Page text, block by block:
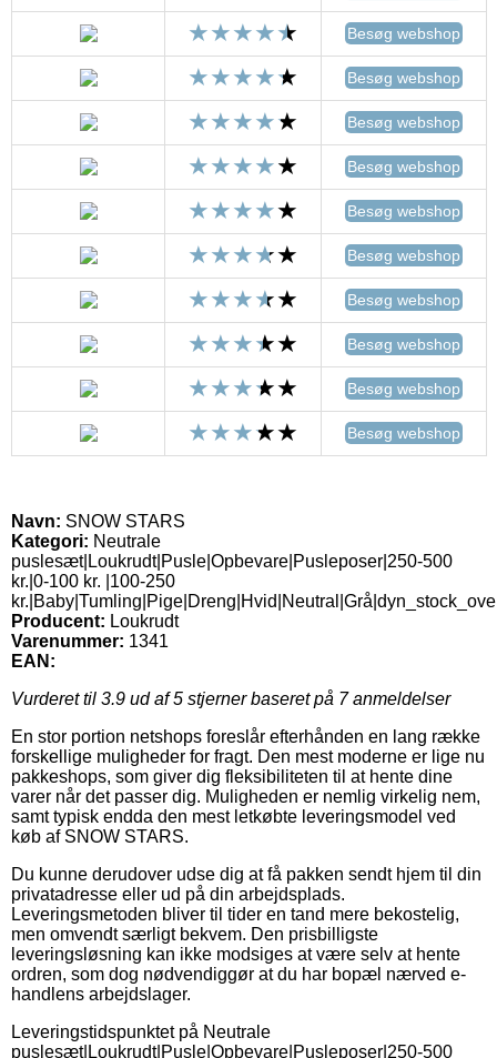
Besøg webshop
Besøg webshop
Besøg webshop
Besøg webshop
Besøg webshop
Besøg webshop
Besøg webshop
Besøg webshop
Besøg webshop
Besøg webshop
Navn: SNOW STARS
Kategori: Neutrale
puslesæt|Loukrudt|Pusle|Opbevare|Pusleposer|250-500
kr.|0-100 kr. |100-250
Producent: Loukrudt
Varenummer: 1341
EAN:
Vurderet til 3.9 ud af 5 stjerner baseret på 7anmeldelser
En stor portion netshops foreslår efterhånden en lang række
forskellige muligheder for fragt. Den mest moderne er lige nu
pakkeshops, som giver dig fleksibiliteten til at hente dine
varer når det passer dig. Muligheden er nemlig virkelig nem,
samt typisk endda den mest letkøbte leveringsmodel ved
køb af SNOW STARS.
Du kunne derudover udse dig at få pakken sendt hjem til din
privatadresse eller ud på din arbejdsplads.
Leveringsmetoden bliver til tider en tand mere bekostelig,
men omvendt særligt bekvem. Den prisbilligste
leveringsløsning kan ikke modsiges at være selv at hente
ordren, som dog nødvendiggør at du har bopæl nærved e-
handlens arbejdslager.
Leveringstidspunktet på Neutrale
puslesæt|Loukrudt|Pusle|Opbevare|Pusleposer|250-500